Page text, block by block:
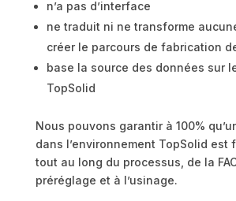
n’a pas d’interface
ne traduit ni ne transforme
créer le parcours de fabrication
base la source des données sur
TopSolid
Nous pouvons garantir à 100%
dans l’environnement TopSolid est
tout au long du processus, de la
préréglage et à l’usinage.